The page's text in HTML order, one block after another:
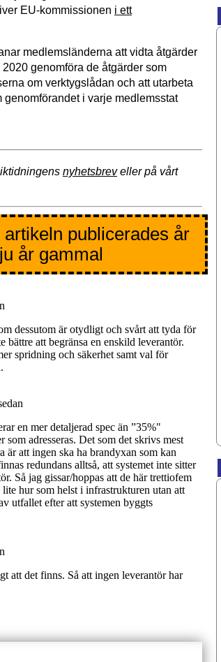
EU-kommissionen i ett
medlemsländerna att vidta åtgärder
genomföra de åtgärder som
om verktygslådan och att utarbeta
genomförandet i varje medlemsstat
nyhetsbreveller på vårt
publicerades år
år gammal